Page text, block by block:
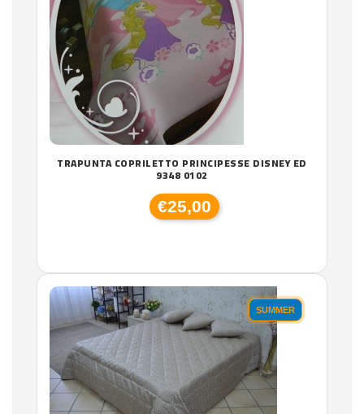
TRAPUNTA COPRILETTO PRINCIPESSE DISNEY ED
9348 0102
€25,00
SUMMER